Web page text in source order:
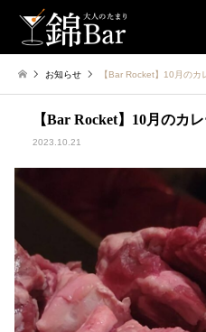
お知らせ 【Bar Rocket】10月のカ
【Bar Rocket】10月のカ
2023.10.21